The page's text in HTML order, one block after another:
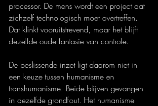
processor. De mens wordt een project dat
zichzelf technologisch moet overtreffen.
Dat klinkt vooruitstrevend, maar het blijft
dezelfde oude fantasie van controle.
De beslissende inzet ligt daarom niet in
een keuze tussen humanisme en
transhumanisme. Beide blijven gevangen
in dezelfde grondfout. Het humanisme